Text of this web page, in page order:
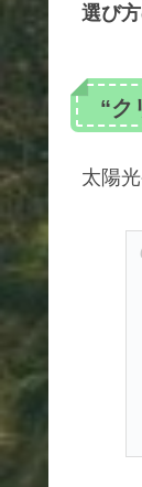
選び
“ク
太陽